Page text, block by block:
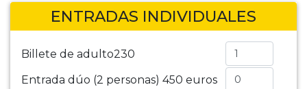
ENTRADAS INDIVIDUALES
Billete de adulto230
Entrada dúo (2 personas) 450 euros